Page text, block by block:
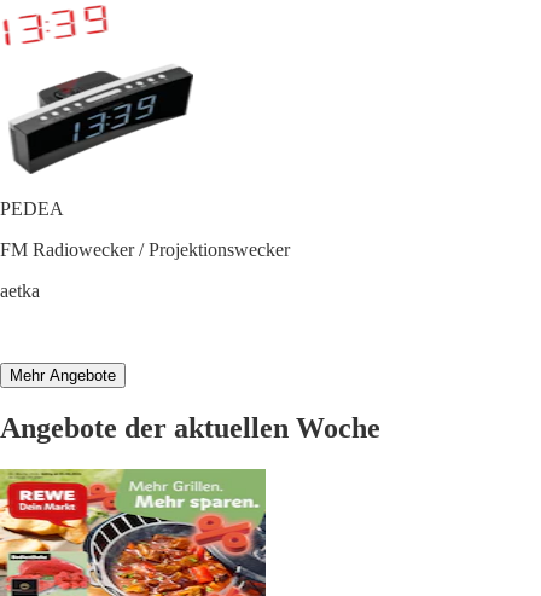
PEDEA
FM Radiowecker / Projektionswecker
aetka
Mehr Angebote
Angebote der aktuellen Woche